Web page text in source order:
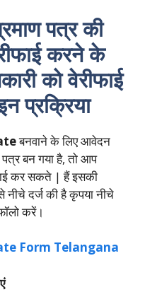
पत्र की
करने के
को वेरीफाई
प्रक्रिया
बनवाने के लिए आवेदन
बन गया है, तो आप
कर सकते | हैं इसकी
दर्ज की है कृपया नीचे
करें।
Form Telangana